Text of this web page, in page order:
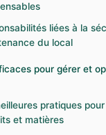
liées à la
du local
pour gérer et
pratiques
et matières